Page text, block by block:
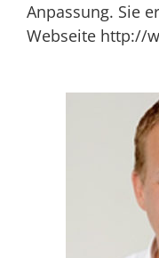
Anpassung. Sie
Webseite http://